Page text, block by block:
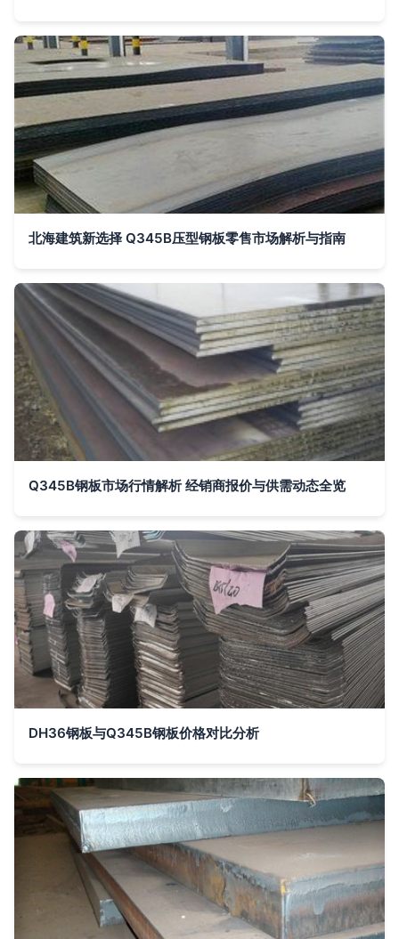
北海建筑新选择 Q345B压型钢板零售市场解析与指南
Q345B钢板市场行情解析 经销商报价与供需动态全览
DH36钢板与Q345B钢板价格对比分析